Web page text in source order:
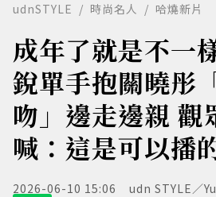
udnSTYLE 時尚名人 哈燒新片
成年了就是不一
銳單手抱關曉彤
吻」邊走邊親 觀
喊：這是可以播
2026-06-10 15:06 udn STYLE／